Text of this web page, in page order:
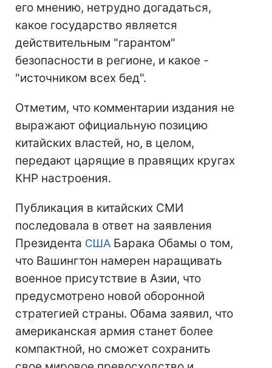
его мнению, нетрудно догадаться,
какое государство является
действительным "гарантом"
безопасности в регионе, и какое -
"источником всех бед".
Отметим, что комментарии издания не
выражают официальную позицию
китайских властей, но, в целом,
передают царящие в правящих кругах
КНР настроения.
Публикация в китайских СМИ
последовала в ответ на заявления
Президента США Барака Обамы о том,
что Вашингтон намерен наращивать
военное присутствие в Азии, что
предусмотрено новой оборонной
стратегией страны. Обама заявил, что
американская армия станет более
компактной, но сможет сохранить